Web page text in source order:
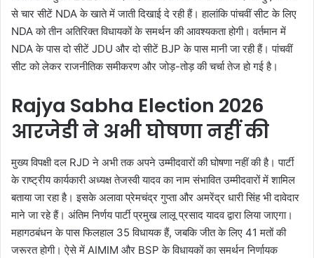
से चार सीटें NDA के खाते में जाती दिखाई दे रही हैं। हालांकि पांचवीं सीट के लिए
NDA को तीन अतिरिक्त विधायकों के समर्थन की आवश्यकता होगी। वर्तमान में
NDA के पास दो सीटें JDU और दो सीटें BJP के पास मानी जा रही हैं। पांचवीं
सीट को लेकर राजनीतिक समीकरण और जोड़-तोड़ की चर्चा तेज हो गई है।
Rajya Sabha Election 2026
आरजेडी ने अभी घोषणा नहीं की
मुख्य विपक्षी दल RJD ने अभी तक अपने उम्मीदवारों की घोषणा नहीं की है। पार्टी
के राष्ट्रीय कार्यकारी अध्यक्ष तेजस्वी यादव का नाम संभावित उम्मीदवारों में शामिल
बताया जा रहा है। इसके अलावा प्रेमचंद्र गुप्ता और अमरेंद्र धारी सिंह भी दावेदार
माने जा रहे हैं। अंतिम निर्णय पार्टी प्रमुख लालू प्रसाद यादव द्वारा लिया जाएगा।
महागठबंधन के पास फिलहाल 35 विधायक हैं, जबकि जीत के लिए 41 मतों की
जरूरत होगी। ऐसे में AIMIM और BSP के विधायकों का समर्थन निर्णायक